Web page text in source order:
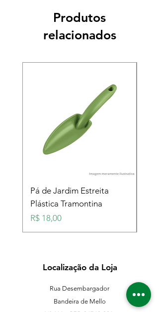
Produtos
relacionados
Pá de Jardim Estreita
Plástica Tramontina
Preço
R$ 18,00
Localização da Loja
Rua Desembargador
Bandeira de Mello